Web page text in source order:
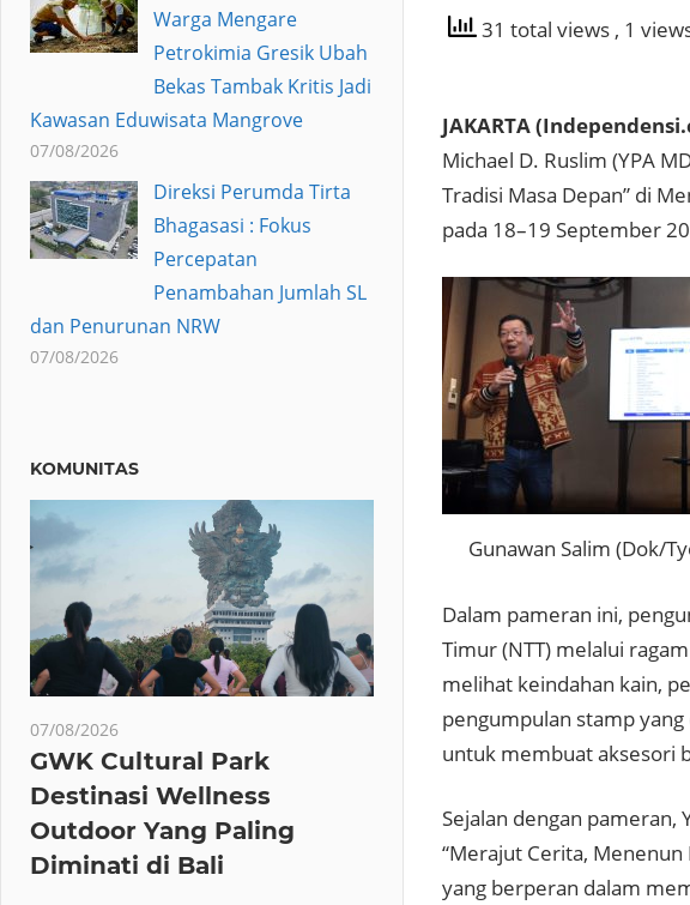
31 total views , 1
JAKARTA
Michael D. Ruslim (YPA
Tradisi Masa Depan” di
pada 18–19 September
Gunawan Salim (Dok/
Dalam pameran ini,
Timur (NTT) melalui
melihat keindahan kain,
pengumpulan stamp
untuk membuat aksesori
Sejalan dengan pameran,
“Merajut Cerita, Menenun
yang berperan dalam
Warga Mengare
Petrokimia Gresik Ubah
Bekas Tambak Kritis Jadi
Kawasan Eduwisata Mangrove
07/08/2026
Direksi Perumda Tirta
Bhagasasi : Fokus
Percepatan
Penambahan Jumlah SL
dan Penurunan NRW
07/08/2026
KOMUNITAS
07/08/2026
GWK Cultural Park
Destinasi Wellness
Outdoor Yang Paling
Diminati di Bali